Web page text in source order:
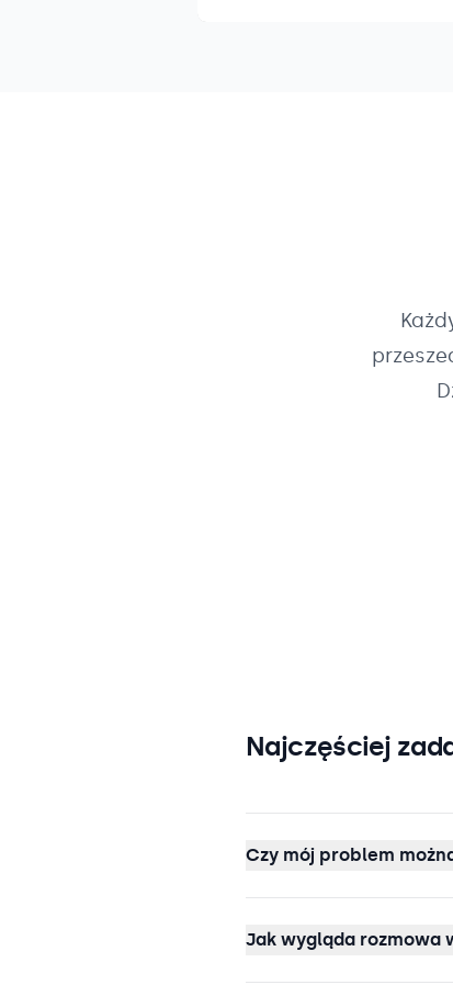
Najczęściej
Czy mój problem
Jak wygląda rozmowa